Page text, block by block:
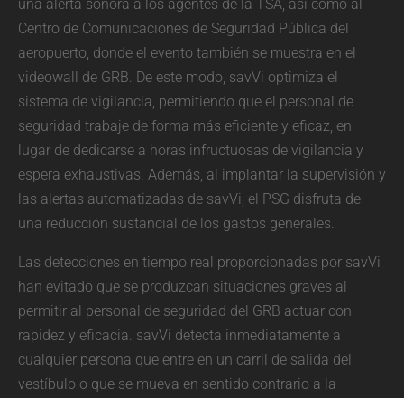
una alerta sonora a los agentes de la TSA, así como al
Centro de Comunicaciones de Seguridad Pública del
aeropuerto, donde el evento también se muestra en el
videowall de GRB. De este modo, savVi optimiza el
sistema de vigilancia, permitiendo que el personal de
seguridad trabaje de forma más eficiente y eficaz, en
lugar de dedicarse a horas infructuosas de vigilancia y
espera exhaustivas. Además, al implantar la supervisión y
las alertas automatizadas de savVi, el PSG disfruta de
una reducción sustancial de los gastos generales.
Las detecciones en tiempo real proporcionadas por savVi
han evitado que se produzcan situaciones graves al
permitir al personal de seguridad del GRB actuar con
rapidez y eficacia. savVi detecta inmediatamente a
cualquier persona que entre en un carril de salida del
vestíbulo o que se mueva en sentido contrario a la